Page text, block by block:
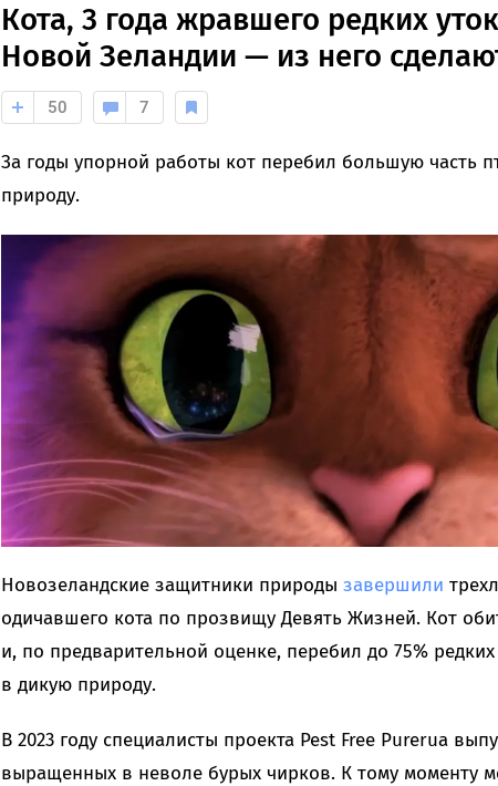
Кота, 3 года жравшего редких
Новой Зеландии — из него
50 7
За годы упорной работы кот перебил большую часть
природу.
Новозеландские защитники природы завершили
одичавшего кота по прозвищу Девять Жизней. Кот
и, по предварительной оценке, перебил до 75%
в дикую природу.
В 2023 году специалисты проекта Pest Free Purerua
выращенных в неволе бурых чирков. К тому моменту